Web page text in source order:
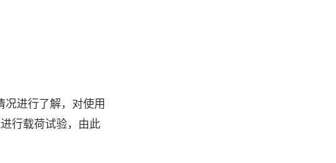
进行了解，对使用
行载荷试验，由此